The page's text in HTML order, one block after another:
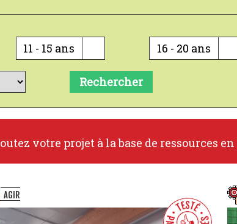
11 - 15 ans 16 - 20 ans
Rechercher
votre projet à la base de ressources
AGIR